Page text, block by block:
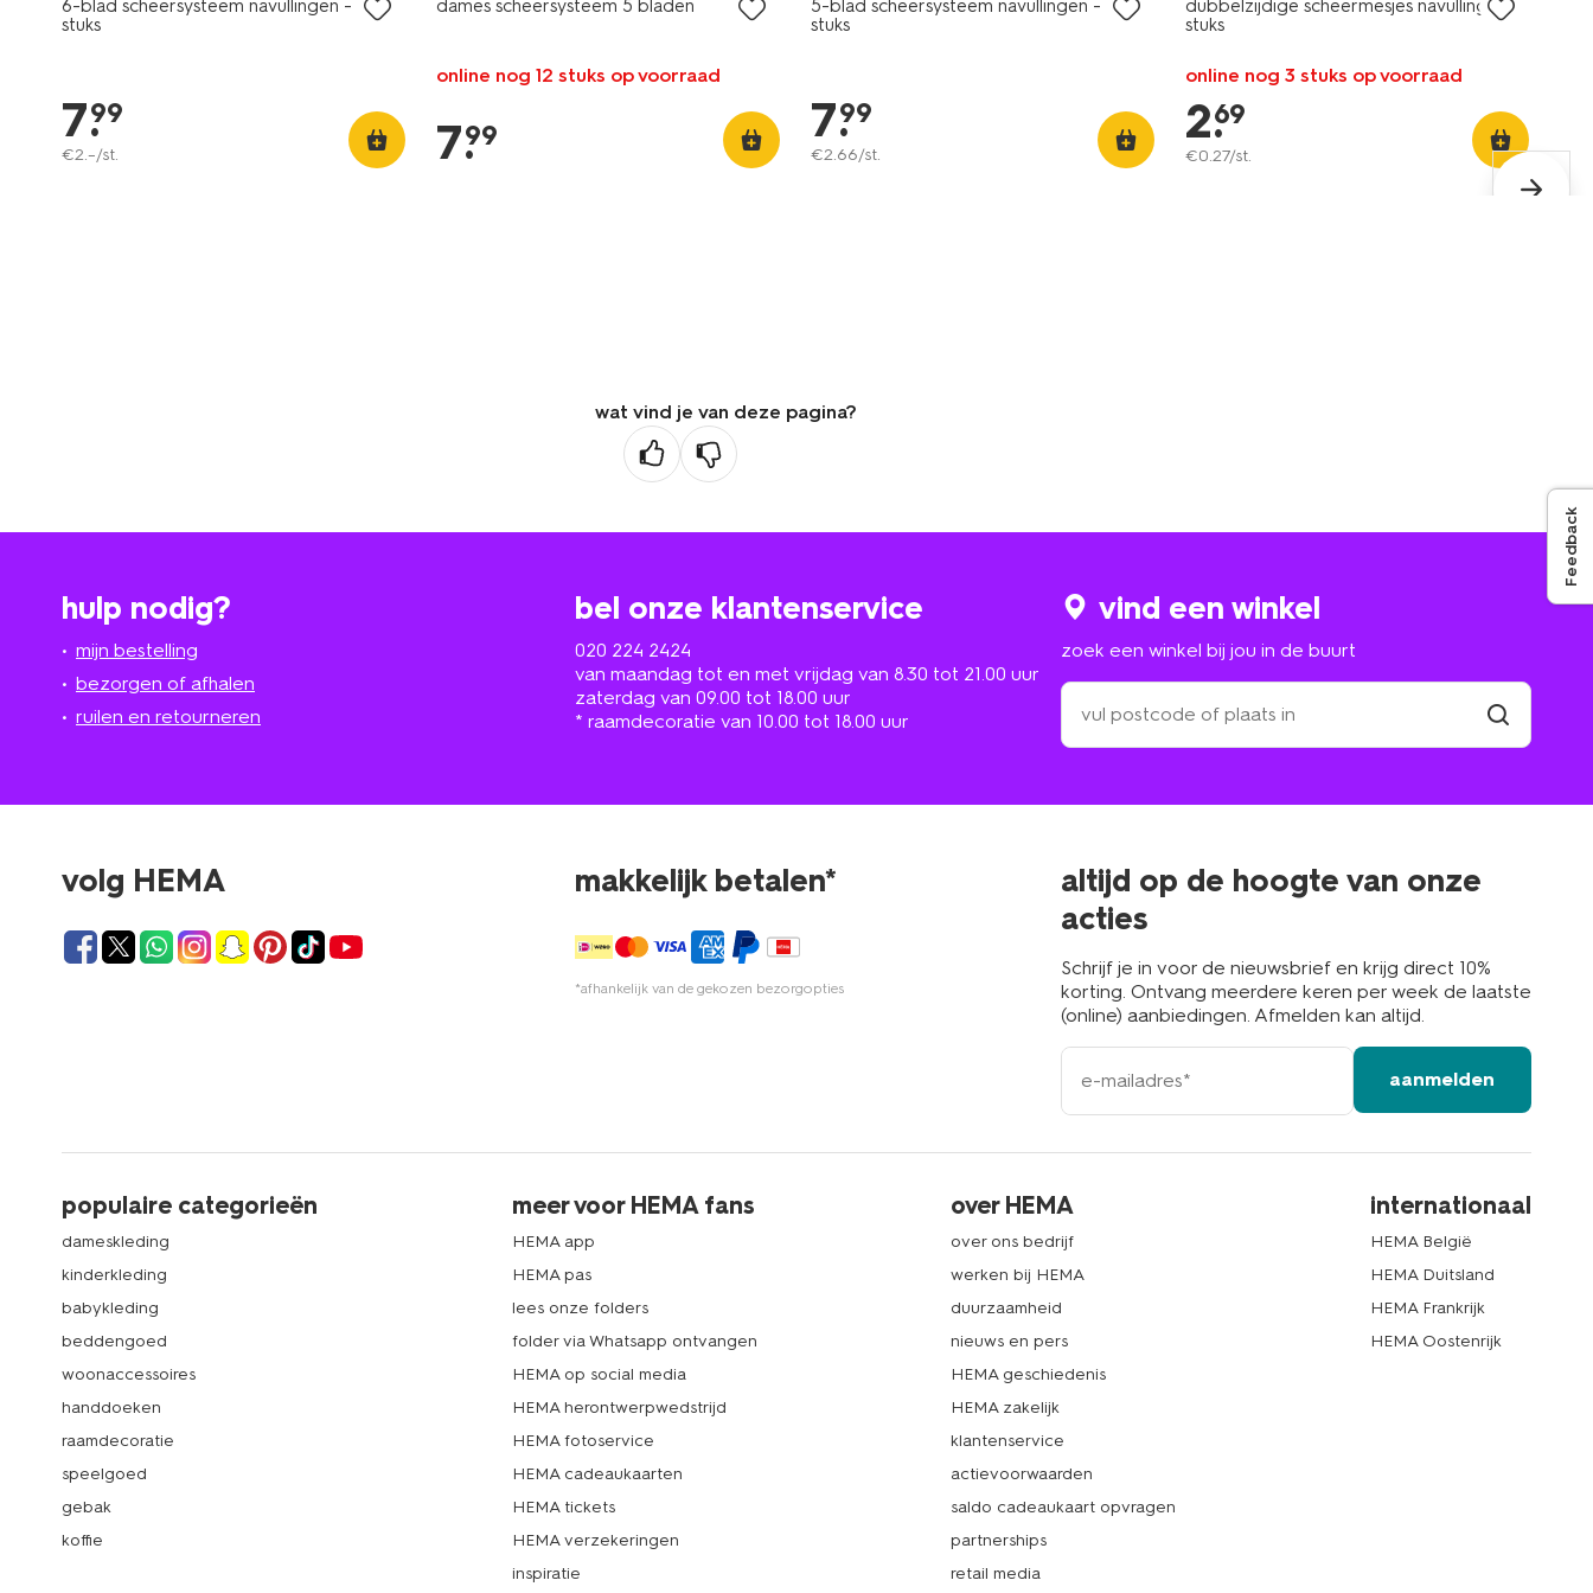
6-blad scheersysteem navullingen - 4
stuks
7.
99
€2.–/st.
dames scheersysteem 5 bladen
online nog 12 stuks op voorraad
7.
99
5-blad scheersysteem navullingen - 3
stuks
7.
99
€2.66/st.
dubbelzijdige scheermesjes navulling - 10
stuks
online nog 3 stuks op voorraad
2.
69
€0.27/st.
wat vind je van deze pagina?
hulp nodig?
mijn bestelling
bezorgen of afhalen
ruilen en retourneren
bel onze klantenservice
020 224 2424
van maandag tot en met vrijdag van 8.30 tot 21.00 uur
zaterdag van 09.00 tot 18.00 uur
* raamdecoratie van 10.00 tot 18.00 uur
vind een winkel
zoek een winkel bij jou in de buurt
zoek
een
winkel
in
volg HEMA makkelijk betalen*
*afhankelijk van de gekozen bezorgopties
altijd op de hoogte van onze
acties
Schrijf je in voor de nieuwsbrief en krijg direct 10%
korting. Ontvang meerdere keren per week de laatste
(online) aanbiedingen. Afmelden kan altijd.
e-
mailadres
aanmelden
populaire categorieën
dameskleding
kinderkleding
babykleding
beddengoed
woonaccessoires
handdoeken
raamdecoratie
speelgoed
gebak
koffie
meer voor HEMA fans
HEMA app
HEMA pas
lees onze folders
folder via Whatsapp ontvangen
HEMA op social media
HEMA herontwerpwedstrijd
HEMA fotoservice
HEMA cadeaukaarten
HEMA tickets
HEMA verzekeringen
inspiratie
over HEMA
over ons bedrijf
werken bij HEMA
duurzaamheid
nieuws en pers
HEMA geschiedenis
HEMA zakelijk
klantenservice
actievoorwaarden
saldo cadeaukaart opvragen
partnerships
retail media
internationaal
HEMA België
HEMA Duitsland
HEMA Frankrijk
HEMA Oostenrijk
Feedback